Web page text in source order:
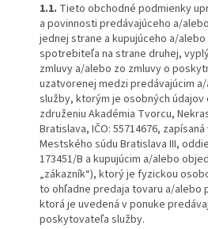
1.1. Tieto obchodné podmienky
a povinnosti predávajúceho a/
jednej strane a kupujúceho a/
spotrebiteľa na strane druhej,
zmluvy a/alebo zo zmluvy o
uzatvorenej medzi predávajúcim
služby, ktorým je osobných údajov
združeniu Akadémia Tvorcu,
Bratislava, IČO: 55714676,
Mestského súdu Bratislava III,
173451/B a kupujúcim a/alebo
„zákazník“), ktorý je fyzickou
to ohľadne predaja tovaru a/alebo
ktorá je uvedená v ponuke
poskytovateľa služby.